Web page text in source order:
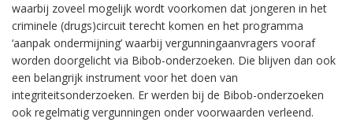
waarbij zoveel mogelijk wordt voorkomen dat jongeren in het
criminele (drugs)circuit terecht komen en het programma
‘aanpak ondermijning’ waarbij vergunningaanvragers vooraf
worden doorgelicht via Bibob-onderzoeken. Die blijven dan ook
een belangrijk instrument voor het doen van
integriteitsonderzoeken. Er werden bij de Bibob-onderzoeken
ook regelmatig vergunningen onder voorwaarden verleend.